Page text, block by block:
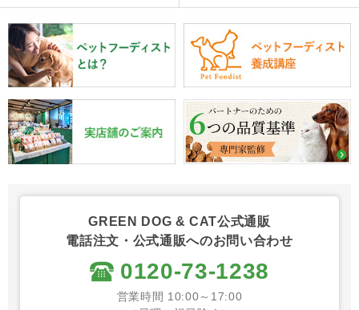
GREEN DOG & CAT公式通販
電話注文・公式通販へのお問い合わせ
0120-73-1238
営業時間 10:00～17:00